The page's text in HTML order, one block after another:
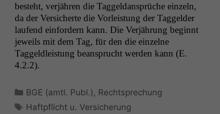
beste­ht, ver­jähren die Taggel­dansprüche einzeln,
da der Ver­sicherte die Vor­leis­tung der Taggelder
laufend ein­fordern kann. Die Ver­jährung begin­nt
jew­eils mit dem Tag, für den die einzelne
Taggeldleis­tung beansprucht wer­den kann (E.
4.2.2).
Kategorien
BGE (amtl. Publ.) , Rechtsprechung
Schlagwörter
Haftpflicht u. Versicherung